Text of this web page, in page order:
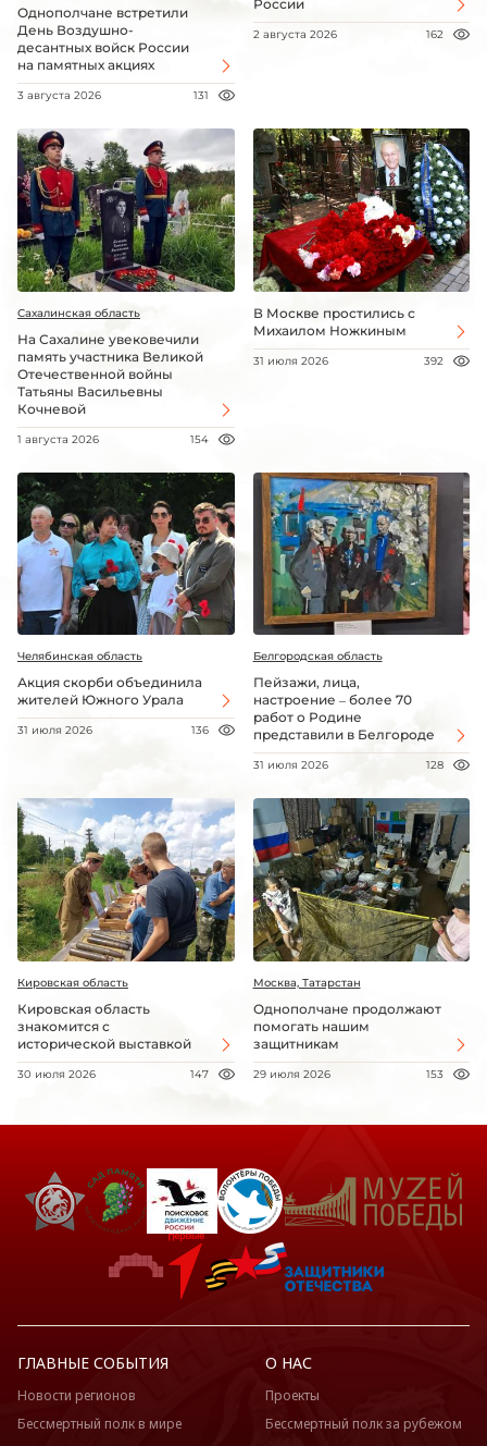
Однополчане встретили
День Воздушно-
десантных войск России
на памятных акциях
3 августа 2026 131
России
2 августа 2026 162
Сахалинская область
На Сахалине увековечили
память участника Великой
Отечественной войны
Татьяны Васильевны
Кочневой
1 августа 2026 154
В Москве простились с
Михаилом Ножкиным
31 июля 2026 392
Челябинская область
Акция скорби объединила
жителей Южного Урала
31 июля 2026 136
Белгородская область
Пейзажи, лица,
настроение – более 70
работ о Родине
представили в Белгороде
31 июля 2026 128
Кировская область
Кировская область
знакомится с
исторической выставкой
30 июля 2026 147
Москва, Татарстан
Однополчане продолжают
помогать нашим
защитникам
29 июля 2026 153
ГЛАВНЫЕ СОБЫТИЯ
Новости регионов
Бессмертный полк в мире
О НАС
Проекты
Бессмертный полк за рубежом